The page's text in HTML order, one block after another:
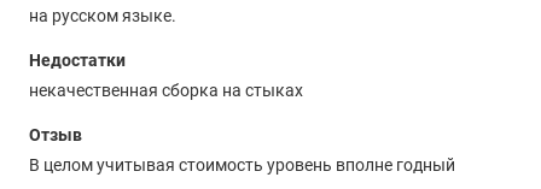
на русском языке.
Недостатки
некачественная сборка на стыках
Отзыв
В целом учитывая стоимость уровень вполне годный